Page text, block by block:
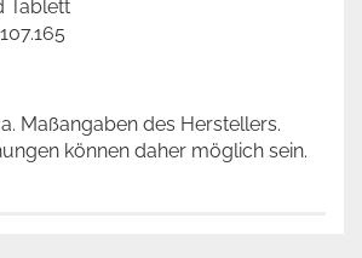
Tablett
Maßangaben des Herstellers.
können daher möglich sein.